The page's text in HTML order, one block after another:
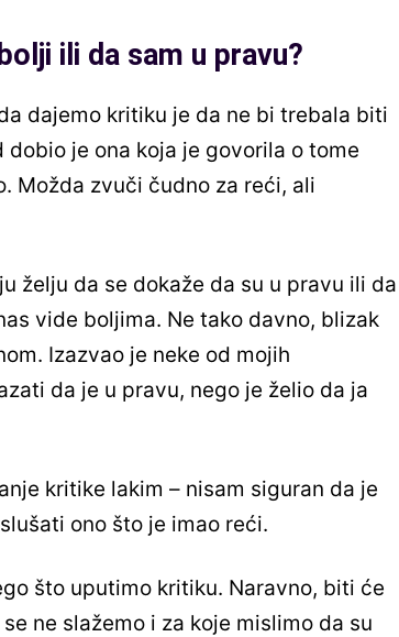
ili da sam u pravu?
dajemo kritiku je da ne bi trebala biti
je ona koja je govorila o tome
Možda zvuči čudno za reći, ali
želju da se dokaže da su u pravu ili da
vide boljima. Ne tako davno, blizak
Izazvao je neke od mojih
da je u pravu, nego je želio da ja
kritike lakim – nisam siguran da je
ono što je imao reći.
što uputimo kritiku. Naravno, biti će
ne slažemo i za koje mislimo da su